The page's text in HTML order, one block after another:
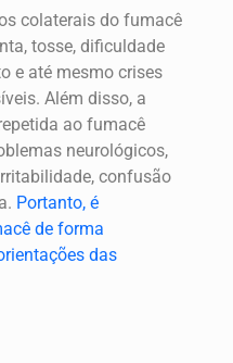
colaterais do fumacê
tosse, dificuldade
e até mesmo crises
Além disso, a
ao fumacê
neurológicos,
confusão
Portanto, é
de forma
das